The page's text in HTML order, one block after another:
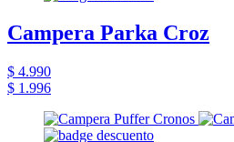
Campera Parka Croz
$ 4.990
$ 1.996